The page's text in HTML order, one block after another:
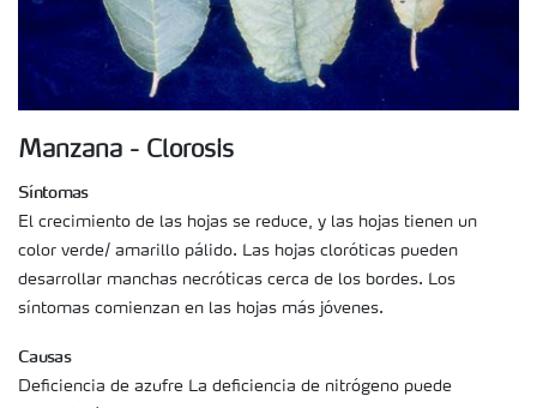
Manzana - Clorosis
Síntomas
El crecimiento de las hojas se reduce, y las hojas tienen un
color verde/ amarillo pálido. Las hojas cloróticas pueden
desarrollar manchas necróticas cerca de los bordes. Los
síntomas comienzan en las hojas más jóvenes.
Causas
Deficiencia de azufre La deficiencia de nitrógeno puede